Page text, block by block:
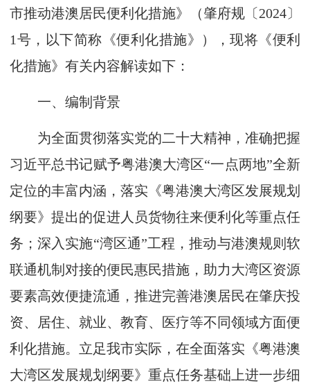
市推动港澳居民便利化措施》（肇府规〔2024〕
1号，以下简称《便利化措施》），现将《便利
化措施》有关内容解读如下：
一、编制背景
为全面贯彻落实党的二十大精神，准确把握
习近平总书记赋予粤港澳大湾区“一点两地”全新
定位的丰富内涵，落实《粤港澳大湾区发展规划
纲要》提出的促进人员货物往来便利化等重点任
务；深入实施“湾区通”工程，推动与港澳规则软
联通机制对接的便民惠民措施，助力大湾区资源
要素高效便捷流通，推进完善港澳居民在肇庆投
资、居住、就业、教育、医疗等不同领域方面便
利化措施。立足我市实际，在全面落实《粤港澳
大湾区发展规划纲要》重点任务基础上进一步细